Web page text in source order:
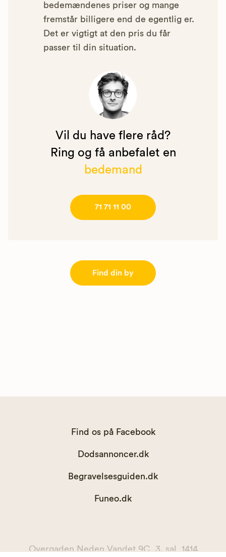
bedemændenes priser og mange
fremstår billigere end de egentlig er.
Det er vigtigt at den pris du får
passer til din situation.
Vil du have flere råd?
Ring og få anbefalet en
bedemand
71 71 11 00
Find din by
Find os på Facebook
Dodsannoncer.dk
Begravelsesguiden.dk
Funeo.dk
Overgaden Neden Vandet 9C, 3. sal, 1414